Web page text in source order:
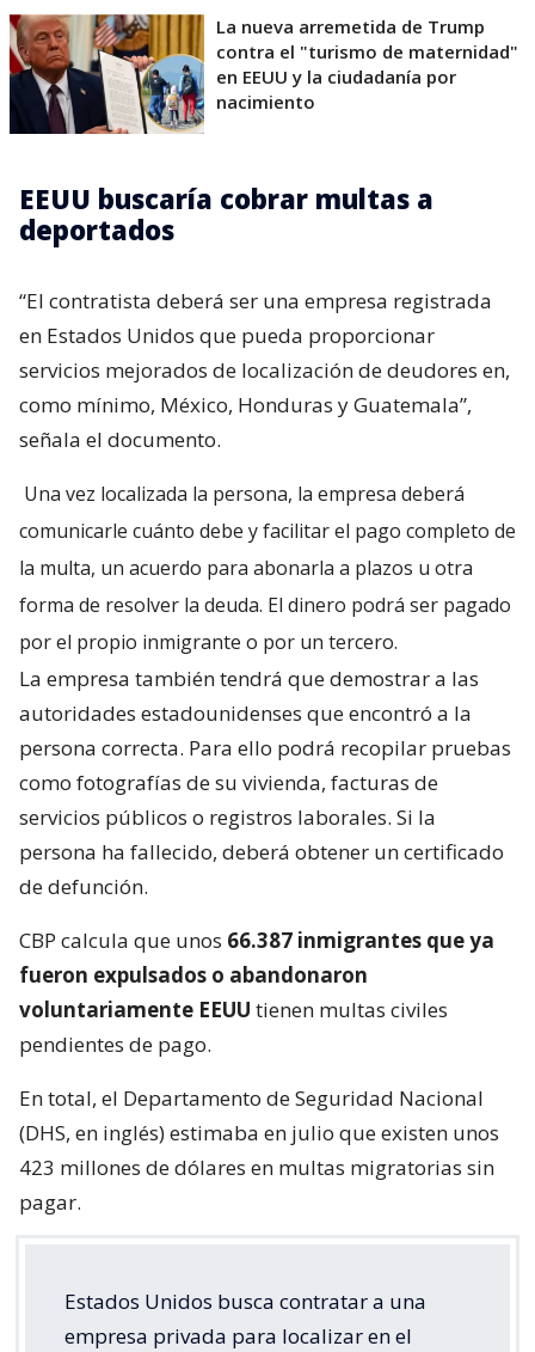
La nueva arremetida de Trump
contra el "turismo de maternidad"
en EEUU y la ciudadanía por
nacimiento
EEUU buscaría cobrar multas a
deportados
“El contratista deberá ser una empresa registrada
en Estados Unidos que pueda proporcionar
servicios mejorados de localización de deudores en,
como mínimo, México, Honduras y Guatemala”,
señala el documento.
Una vez localizada la persona, la empresa deberá
comunicarle cuánto debe y facilitar el pago completo de
la multa, un acuerdo para abonarla a plazos u otra
forma de resolver la deuda. El dinero podrá ser pagado
por el propio inmigrante o por un tercero.
La empresa también tendrá que demostrar a las
autoridades estadounidenses que encontró a la
persona correcta. Para ello podrá recopilar pruebas
como fotografías de su vivienda, facturas de
servicios públicos o registros laborales. Si la
persona ha fallecido, deberá obtener un certificado
de defunción.
CBP calcula que unos 66.387 inmigrantes que ya
fueron expulsados o abandonaron
voluntariamente EEUU tienen multas civiles
pendientes de pago.
En total, el Departamento de Seguridad Nacional
(DHS, en inglés) estimaba en julio que existen unos
423 millones de dólares en multas migratorias sin
pagar.
Estados Unidos busca contratar a una
empresa privada para localizar en el